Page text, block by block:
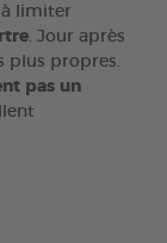
limiter
. Jour après
plus propres.
pas un